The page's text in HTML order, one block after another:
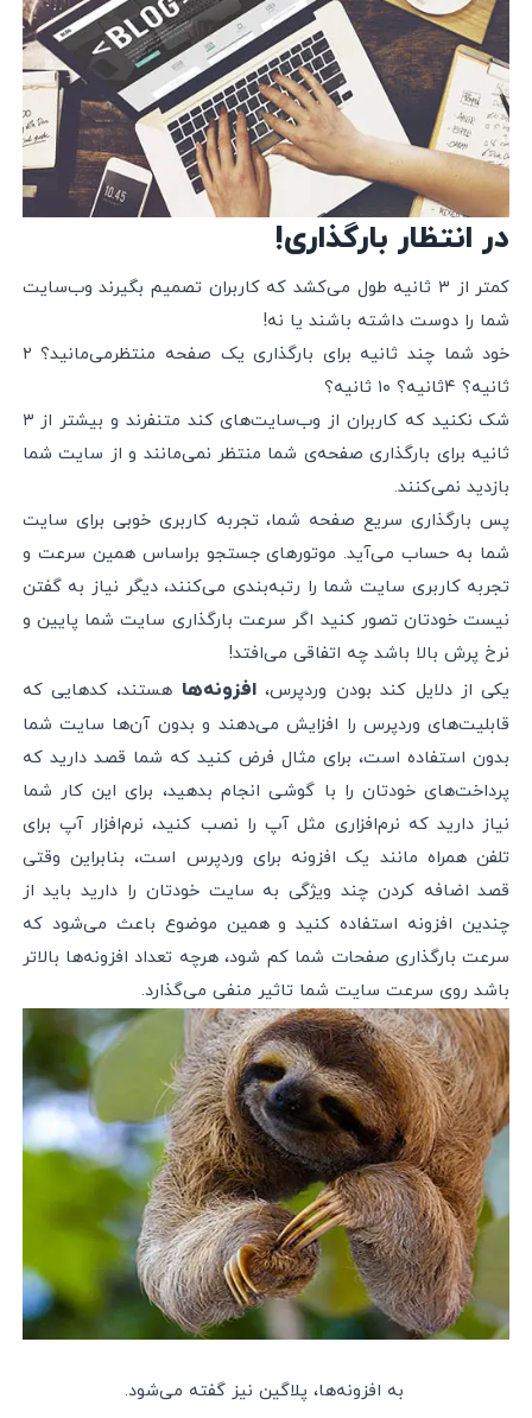
در انتظار بارگذاری!
کمتر از ۳ ثانیه طول می‌کشد که کاربران تصمیم بگیرند وب‌سایت
شما را دوست داشته باشند یا نه!
خود شما چند ثانیه برای بارگذاری یک صفحه منتظرمی‌مانید؟ ۲
ثانیه؟ ۴ثانیه؟ ۱۰ ثانیه؟
شک نکنید که کاربران از وب‌سایت‌های کند متنفرند و بیشتر از ۳
ثانیه برای بارگذاری صفحه‌ی شما منتظر نمی‌مانند و از سایت شما
بازدید نمی‌کنند.
پس بارگذاری سریع صفحه شما، تجربه کاربری خوبی برای سایت
شما به حساب می‌آید. موتورهای جستجو براساس همین سرعت و
تجربه کاربری سایت شما را رتبه‌بندی می‌کنند، دیگر نیاز به گفتن
نیست خودتان تصور کنید اگر سرعت بارگذاری سایت شما پایین و
نرخ پرش بالا باشد چه اتفاقی می‌افتد!
یکی از دلایل کند بودن وردپرس،افزونه‌ها هستند، کدهایی که
قابلیت‌های وردپرس را افزایش می‌دهند و بدون آن‌ها سایت شما
بدون استفاده است، برای مثال فرض کنید که شما قصد دارید که
پرداخت‌های خودتان را با گوشی انجام بدهید، برای این کار شما
نیاز دارید که نرم‌افزاری مثل آپ را نصب کنید، نرم‌افزار آپ برای
تلفن همراه مانند یک افزونه برای وردپرس است، بنابراین وقتی
قصد اضافه کردن چند ویژگی به سایت خودتان را دارید باید از
چندین افزونه استفاده کنید و همین موضوع باعث می‌شود که
سرعت بارگذاری صفحات شما کم شود، هرچه تعداد افزونه‌ها بالاتر
باشد روی سرعت سایت شما تاثیر منفی می‌گذارد.
به افزونه‌ها، پلاگین نیز گفته می‌شود.